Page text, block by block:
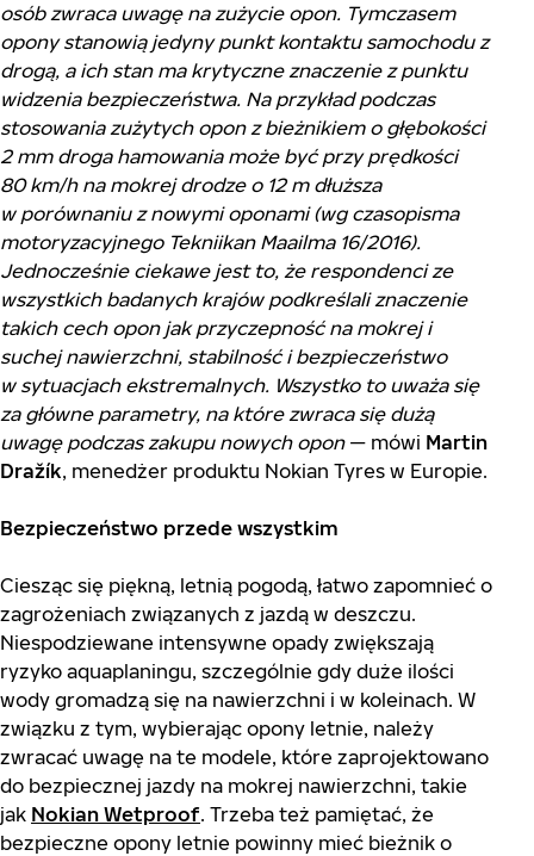
osób zwraca uwagę na zużycie opon. Tymczasem
opony stanowią jedyny punkt kontaktu samochodu z
drogą, a ich stan ma krytyczne znaczenie z punktu
widzenia bezpieczeństwa. Na przykład podczas
stosowania zużytych opon z bieżnikiem o głębokości
2 mm droga hamowania może być przy prędkości
80 km/h na mokrej drodze o 12 m dłuższa
w porównaniu z nowymi oponami (wg czasopisma
motoryzacyjnego Tekniikan Maailma 16/2016).
Jednocześnie ciekawe jest to, że respondenci ze
wszystkich badanych krajów podkreślali znaczenie
takich cech opon jak przyczepność na mokrej i
suchej nawierzchni, stabilność i bezpieczeństwo
w sytuacjach ekstremalnych. Wszystko to uważa się
za główne parametry, na które zwraca się dużą
uwagę podczas zakupu nowych opon— mówi Martin
Dražík, menedżer produktu Nokian Tyres w Europie.
Bezpieczeństwo przede wszystkim
Ciesząc się piękną, letnią pogodą, łatwo zapomnieć o
zagrożeniach związanych z jazdą w deszczu.
Niespodziewane intensywne opady zwiększają
ryzyko aquaplaningu, szczególnie gdy duże ilości
wody gromadzą się na nawierzchni i w koleinach. W
związku z tym, wybierając opony letnie, należy
zwracać uwagę na te modele, które zaprojektowano
do bezpiecznej jazdy na mokrej nawierzchni, takie
jak Nokian Wetproof. Trzeba też pamiętać, że
bezpieczne opony letnie powinny mieć bieżnik o